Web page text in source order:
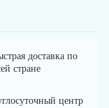
доставка по
стране
центр